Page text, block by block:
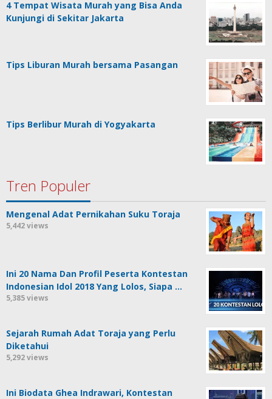
4 Tempat Wisata Murah yang Bisa Anda
Kunjungi di Sekitar Jakarta
Tips Liburan Murah bersama Pasangan
Tips Berlibur Murah di Yogyakarta
Tren Populer
Mengenal Adat Pernikahan Suku Toraja
5,442 views
Ini 20 Nama Dan Profil Peserta Kontestan
Indonesian Idol 2018 Yang Lolos, Siapa …
5,385 views
Sejarah Rumah Adat Toraja yang Perlu
Diketahui
5,292 views
Ini Biodata Ghea Indrawari, Kontestan